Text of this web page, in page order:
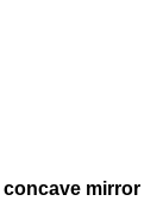
concave mirror